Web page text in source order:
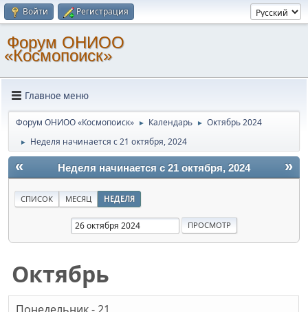
Войти Регистрация
Форум ОНИОО
«Космопоиск»
Главное меню
Форум ОНИОО «Космопоиск» ► Календарь ► Октябрь 2024
► Неделя начинается с 21 октября, 2024
« »
Неделя начинается с 21 октября, 2024
СПИСОК МЕСЯЦ НЕДЕЛЯ
Октябрь